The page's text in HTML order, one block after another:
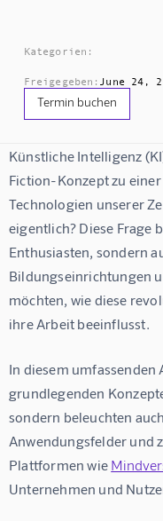
Kategorien:
Freigegeben: June 24,
Termin buchen
Künstliche Intelligenz
Fiction-Konzept zu
Technologien unserer
eigentlich? Diese Frage
Enthusiasten, sondern
Bildungseinrichtungen
möchten, wie diese
ihre Arbeit beeinflusst.
In diesem
grundlegenden
sondern beleuchten
Anwendungsfelder und
Plattformen wie
Unternehmen und